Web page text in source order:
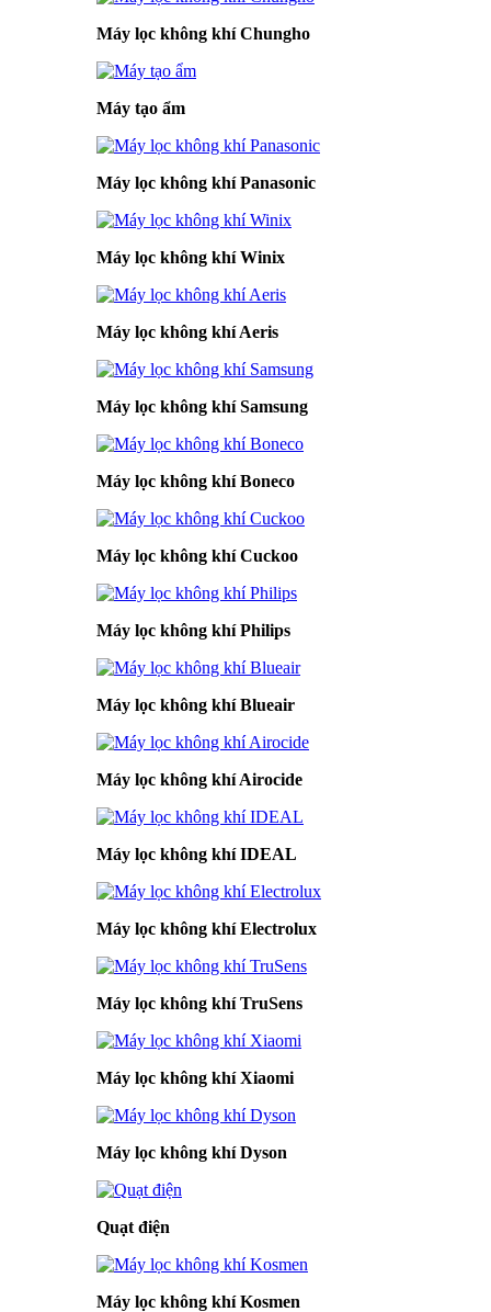
Máy lọc không khí Chungho
Máy tạo ẩm
Máy lọc không khí Panasonic
Máy lọc không khí Winix
Máy lọc không khí Aeris
Máy lọc không khí Samsung
Máy lọc không khí Boneco
Máy lọc không khí Cuckoo
Máy lọc không khí Philips
Máy lọc không khí Blueair
Máy lọc không khí Airocide
Máy lọc không khí IDEAL
Máy lọc không khí Electrolux
Máy lọc không khí TruSens
Máy lọc không khí Xiaomi
Máy lọc không khí Dyson
Quạt điện
Máy lọc không khí Kosmen